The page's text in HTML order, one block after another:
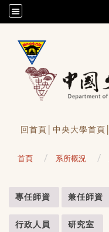
/accesskey"" title="Toolbar">:::
回首頁│ 中央大學首頁│
首頁 系所概況
專任師資 兼任師資
行政人員 研究室